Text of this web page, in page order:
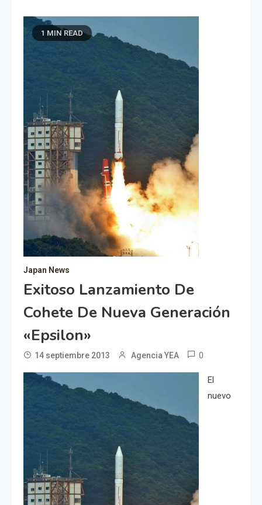
1 MIN READ
Japan News
Exitoso Lanzamiento De
Cohete De Nueva Generación
«Epsilon»
14 septiembre 2013 Agencia YEA 0
El
nuevo